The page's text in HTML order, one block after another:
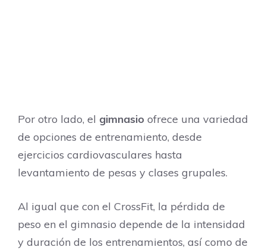
Por otro lado, el gimnasio ofrece una variedad
de opciones de entrenamiento, desde
ejercicios cardiovasculares hasta
levantamiento de pesas y clases grupales.
Al igual que con el CrossFit, la pérdida de
peso en el gimnasio depende de la intensidad
y duración de los entrenamientos, así como de